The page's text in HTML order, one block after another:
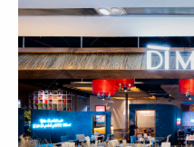
JOLLIBEE